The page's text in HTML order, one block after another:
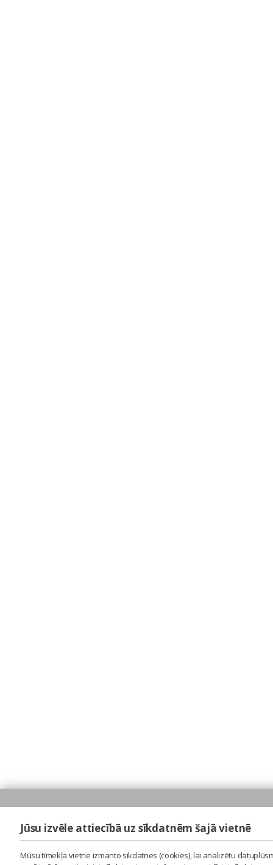
Jūsu izvēle attiecībā uz sīkdatnēm šajā vietnē
Mūsu tīmekļa vietne izmanto sīkdatnes (cookies), lai analizētu